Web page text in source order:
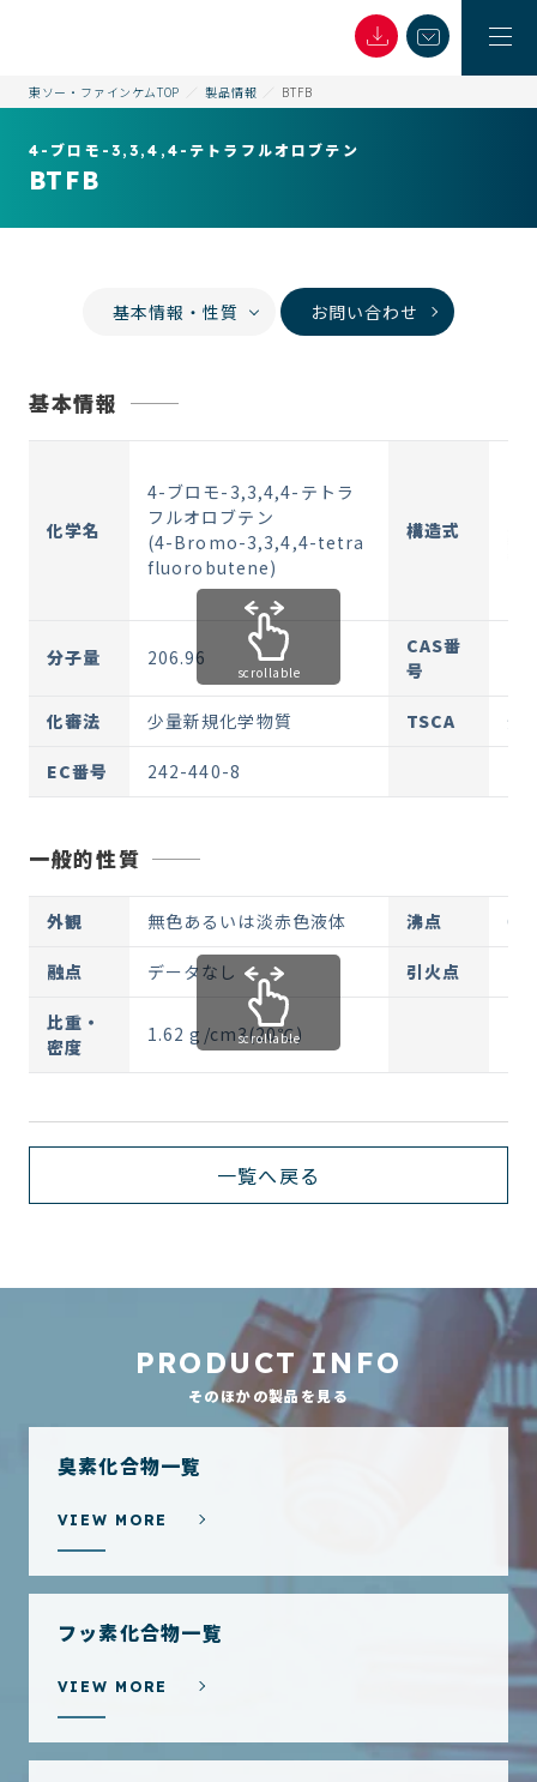
東ソー・ファインケムTOP 製品情報 BTFB
4-ブロモ-3,3,4,4-テトラフルオロブテン
BTFB
基本情報・性質 お問い合わせ
基本情報
化学名
4-ブロモ-3,3,4,4-テトラ
フルオロブテン
(4-Bromo-3,3,4,4-tetra
fluorobutene)
構造式
分子量 206.96
CAS番
号
化審法 少量新規化学物質 TSCA 登
EC番号 242-440-8
scrollable
一般的性質
外観 無色あるいは淡赤色液体 沸点 62
融点 データなし 引火点
比重・
密度
1.62 g/cm3(20℃)
scrollable
一覧へ戻る
PRODUCT INFO
そのほかの製品を見る
臭素化合物一覧
VIEW MORE
フッ素化合物一覧
VIEW MORE